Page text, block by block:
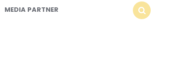
MEDIA PARTNER